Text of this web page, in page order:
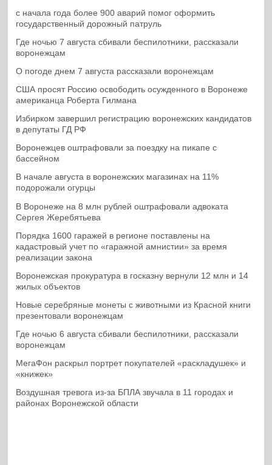
с начала года более 900 аварий помог оформить
государственный дорожный патруль
Где ночью 7 августа сбивали беспилотники, рассказали
воронежцам
О погоде днем 7 августа рассказали воронежцам
США просят Россию освободить осужденного в Воронеже
американца Роберта Гилмана
Избирком завершил регистрацию воронежских кандидатов
в депутаты ГД РФ
Воронежцев оштрафовали за поездку на пикапе с
бассейном
В начале августа в воронежских магазинах на 11%
подорожали огурцы
В Воронеже на 8 млн рублей оштрафовали адвоката
Сергея Жеребятьева
Порядка 1600 гаражей в регионе поставлены на
кадастровый учет по «гаражной амнистии» за время
реализации закона
Воронежская прокуратура в госказну вернули 12 млн и 14
жилых объектов
Новые серебряные монеты с животными из Красной книги
презентовали воронежцам
Где ночью 6 августа сбивали беспилотники, рассказали
воронежцам
МегаФон раскрыл портрет покупателей «раскладушек» и
«книжек»
Воздушная тревога из-за БПЛА звучала в 11 городах и
районах Воронежской области